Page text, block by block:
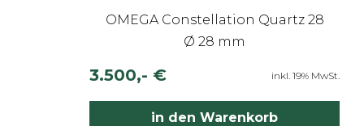
OMEGA Constellation Quartz 28
Ø 28 mm
3.500,- € inkl. 19% MwSt.
in den Warenkorb